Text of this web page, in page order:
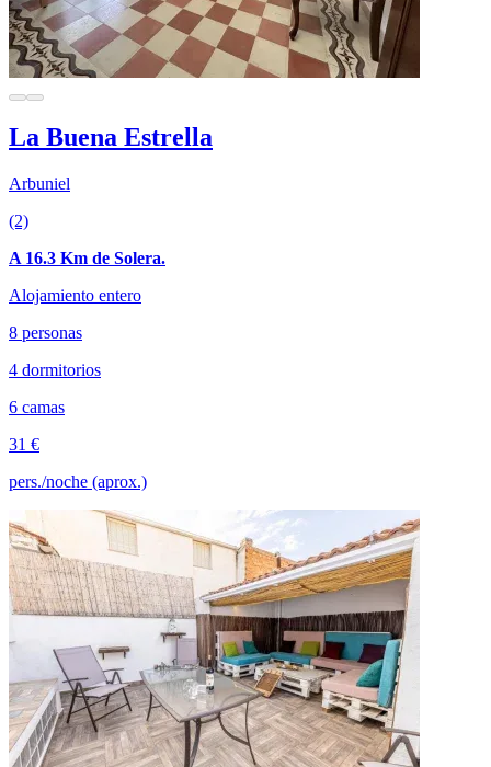
La Buena Estrella
Arbuniel
(2)
A 16.3 Km de Solera.
Alojamiento entero
8 personas
4 dormitorios
6 camas
31 €
pers./noche (aprox.)